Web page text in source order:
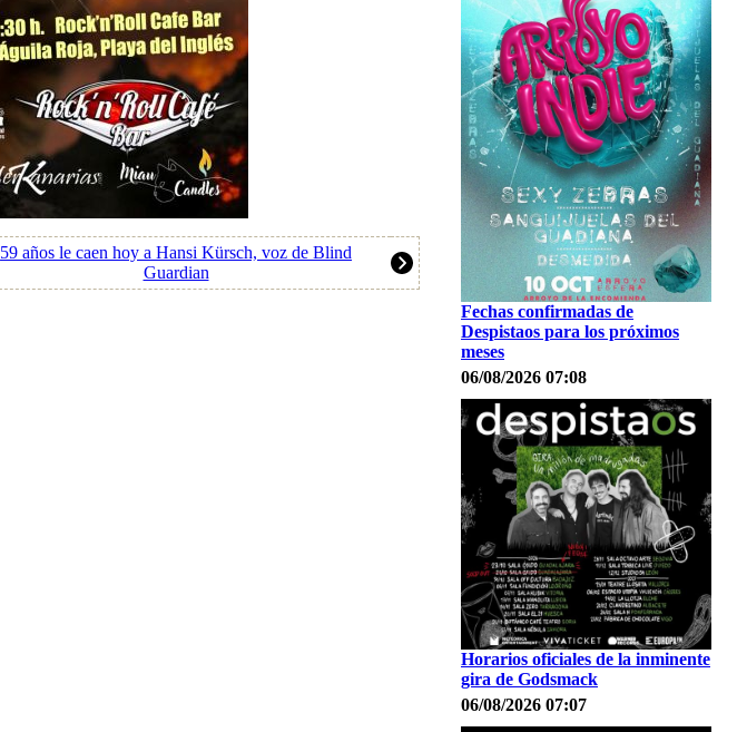
59 años le caen hoy a Hansi Kürsch, voz de Blind
Guardian
Fechas confirmadas de
Despistaos para los próximos
meses
06/08/2026 07:08
Horarios oficiales de la inminente
gira de Godsmack
06/08/2026 07:07